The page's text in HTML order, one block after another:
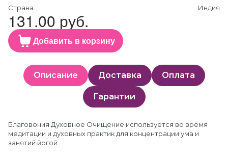
Страна
Индия
131.00 руб.
Добавить в корзину
Описание Доставка Оплата
Гарантии
Благовония Духовное Очищение используется во время
медитации и духовных практик для концентрации ума и
занятий йогой